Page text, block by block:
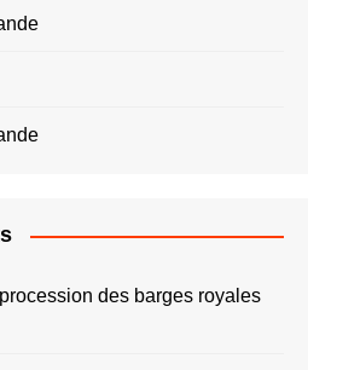
des barges royales